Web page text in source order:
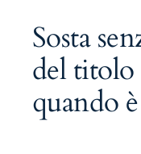
Sosta
del titolo
quando